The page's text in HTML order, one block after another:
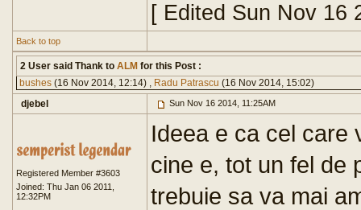
[ Edited Sun Nov 16
Back to top
2 User said Thank to ALM for this Post :
bushes (16 Nov 2014, 12:14) , Radu Patrascu (16 Nov 2014, 15:02)
djebel
Sun Nov 16 2014, 11:25AM
Registered Member #3603
Joined: Thu Jan 06 2011,
12:32PM
Ideea e ca cel care
cine e, tot un fel de
trebuie sa va mai